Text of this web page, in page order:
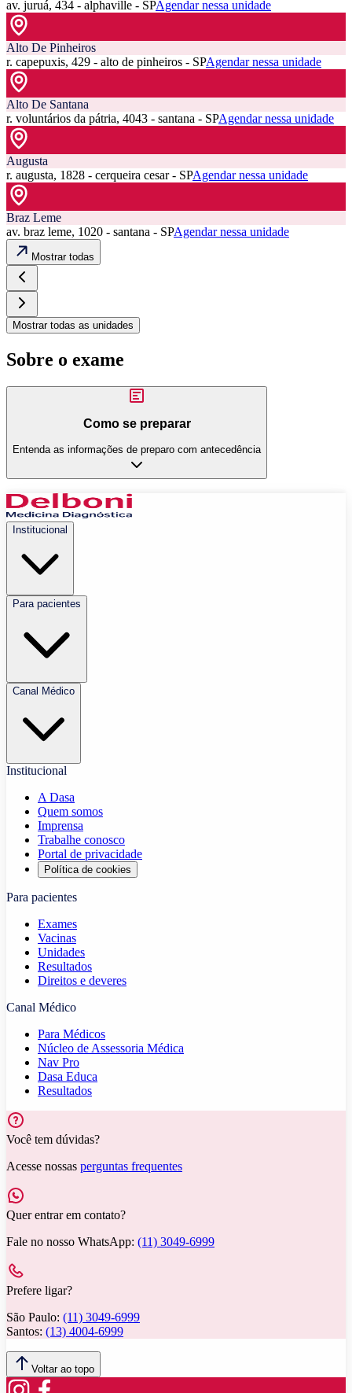
av. juruá, 434 - alphaville - SPAgendar nessa unidade
Alto De Pinheiros
r. capepuxis, 429 - alto de pinheiros - SPAgendar nessa unidade
Alto De Santana
r. voluntários da pátria, 4043 - santana - SPAgendar nessa unidade
Augusta
r. augusta, 1828 - cerqueira cesar - SPAgendar nessa unidade
Braz Leme
av. braz leme, 1020 - santana - SPAgendar nessa unidade
Mostrar todas
Mostrar todas as unidades
Sobre o exame
Como se preparar
Entenda as informações de preparo com antecedência
Institucional
Para pacientes
Canal Médico
Institucional
A Dasa
Quem somos
Imprensa
Trabalhe conosco
Portal de privacidade
Política de cookies
Para pacientes
Exames
Vacinas
Unidades
Resultados
Direitos e deveres
Canal Médico
Para Médicos
Núcleo de Assessoria Médica
Nav Pro
Dasa Educa
Resultados
Você tem dúvidas?
Acesse nossas perguntas frequentes
Quer entrar em contato?
Fale no nosso WhatsApp: (11) 3049-6999
Prefere ligar?
São Paulo: (11) 3049-6999
Santos: (13) 4004-6999
Voltar ao topo